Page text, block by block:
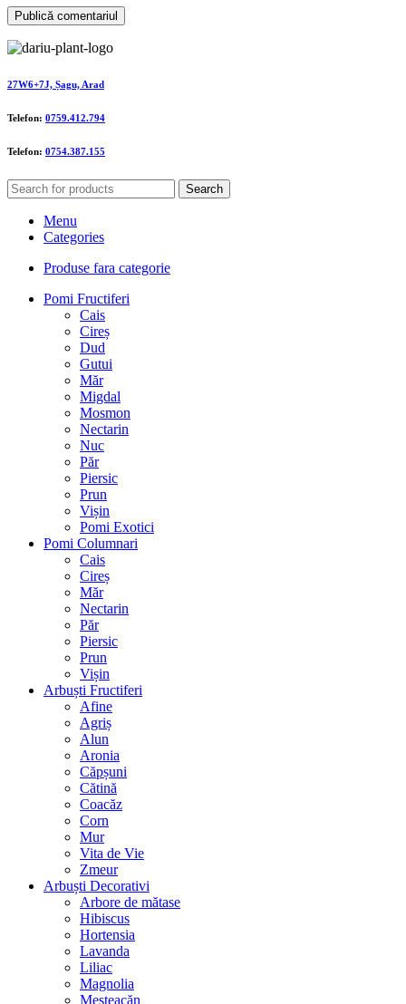
27W6+7J, Șagu, Arad
Telefon: 0759.412.794
Telefon: 0754.387.155
Search
Menu
Categories
Produse fara categorie
Pomi Fructiferi
Cais
Cireș
Dud
Gutui
Măr
Migdal
Mosmon
Nectarin
Nuc
Păr
Piersic
Prun
Vișin
Pomi Exotici
Pomi Columnari
Cais
Cireș
Măr
Nectarin
Păr
Piersic
Prun
Vișin
Arbuști Fructiferi
Afine
Agriș
Alun
Aronia
Căpșuni
Cătină
Coacăz
Corn
Mur
Vita de Vie
Zmeur
Arbuști Decorativi
Arbore de mătase
Hibiscus
Hortensia
Lavanda
Liliac
Magnolia
Mesteacăn